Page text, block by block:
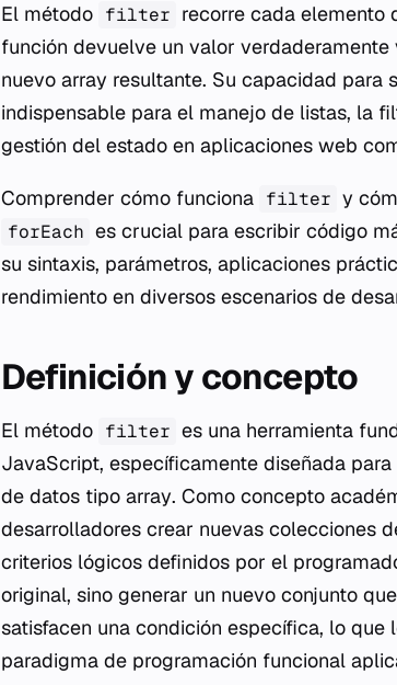
El método filter recorre cada elemento
función devuelve un valor verdaderamente
nuevo array resultante. Su capacidad
indispensable para el manejo de listas, la
gestión del estado en aplicaciones web
Comprender cómo funciona filter y
forEach es crucial para escribir código
su sintaxis, parámetros, aplicaciones
rendimiento en diversos escenarios de
Definición y concepto
El método filter es una herramienta
JavaScript, específicamente diseñada
de datos tipo array. Como concepto
desarrolladores crear nuevas colecciones
criterios lógicos definidos por el
original, sino generar un nuevo conjunto
satisfacen una condición específica, lo
paradigma de programación funcional